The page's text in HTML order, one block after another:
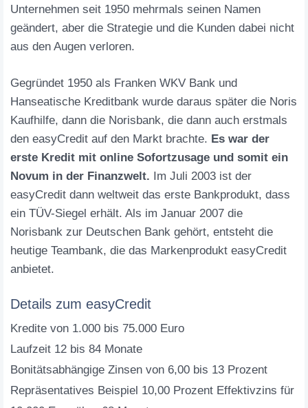
Unternehmen seit 1950 mehrmals seinen Namen
geändert, aber die Strategie und die Kunden dabei nicht
aus den Augen verloren.
Gegründet 1950 als Franken WKV Bank und
Hanseatische Kreditbank wurde daraus später die Noris
Kaufhilfe, dann die Norisbank, die dann auch erstmals
den easyCredit auf den Markt brachte. Es war der
erste Kredit mit online Sofortzusage und somit ein
Novum in der Finanzwelt. Im Juli 2003 ist der
easyCredit dann weltweit das erste Bankprodukt, dass
ein TÜV-Siegel erhält. Als im Januar 2007 die
Norisbank zur Deutschen Bank gehört, entsteht die
heutige Teambank, die das Markenprodukt easyCredit
anbietet.
Details zum easyCredit
Kredite von 1.000 bis 75.000 Euro
Laufzeit 12 bis 84 Monate
Bonitätsabhängige Zinsen von 6,00 bis 13 Prozent
Repräsentatives Beispiel 10,00 Prozent Effektivzins für